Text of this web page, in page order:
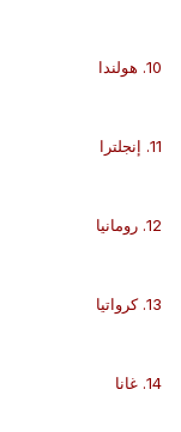
10. هولندا
11. إنجلترا
12. رومانيا
13. كرواتيا
14. غانا